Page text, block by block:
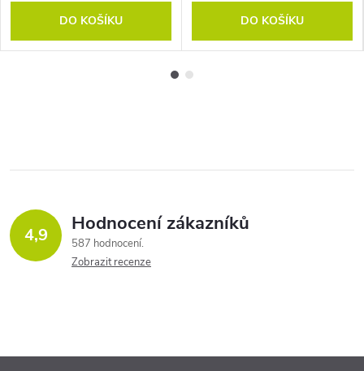
DO KOŠÍKU DO KOŠÍKU
4,9 Hodnocení zákazníků
587 hodnocení
Zobrazit recenze